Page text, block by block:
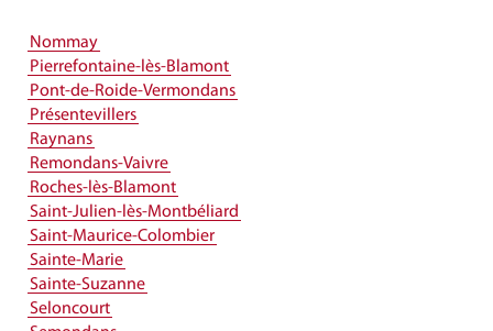
Nommay
Pierrefontaine-lès-Blamont
Pont-de-Roide-Vermondans
Présentevillers
Raynans
Remondans-Vaivre
Roches-lès-Blamont
Saint-Julien-lès-Montbéliard
Saint-Maurice-Colombier
Sainte-Marie
Sainte-Suzanne
Seloncourt